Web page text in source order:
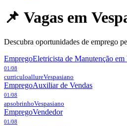
📌 Vagas em
Descubra oportunidades de emprego
EmpregoEletricista de Manutenção
01/08
curriculoallureVespasiano
EmpregoAuxiliar de Vendas
01/08
apsobrinhoVespasiano
EmpregoVendedor
01/08